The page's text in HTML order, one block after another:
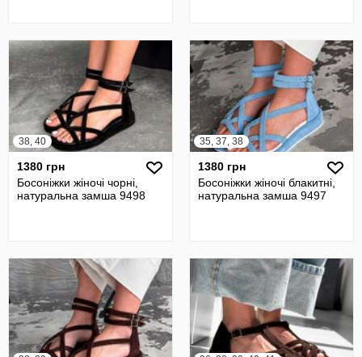
38, 40
1380 грн
Босоніжки жіночі чорні,
натуральна замша 9498
35, 37, 38
1380 грн
Босоніжки жіночі блакитні,
натуральна замша 9497